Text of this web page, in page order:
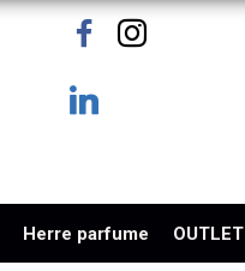
Herre parfume OUTLET